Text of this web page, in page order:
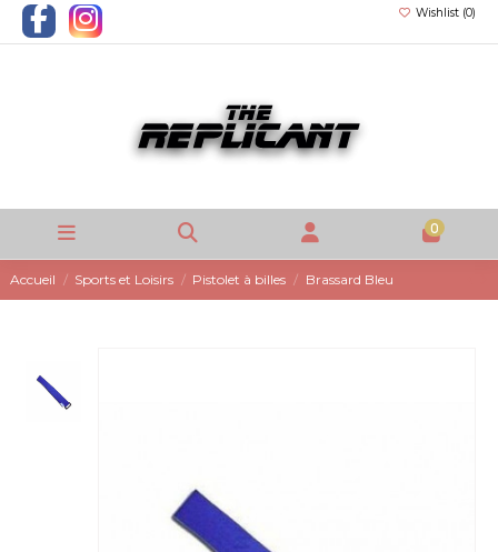
Wishlist (0)
0
Accueil Sports et Loisirs Pistolet à billes Brassard Bleu